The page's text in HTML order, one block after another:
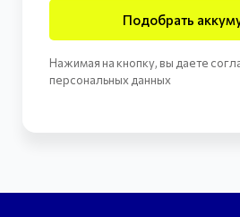
Подобрать
Нажимая на кнопку, вы даете
персональных данных